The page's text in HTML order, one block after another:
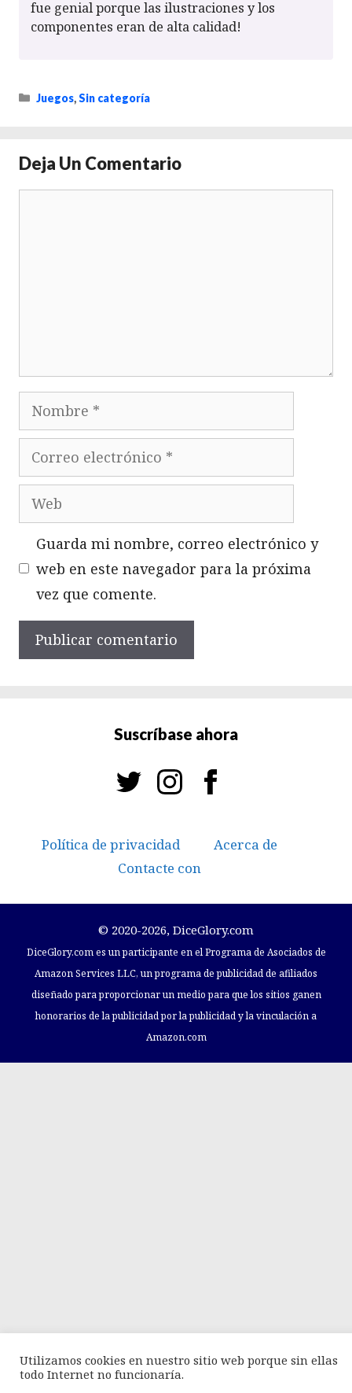
fue genial porque las ilustraciones y los
componentes eran de alta calidad!
Categorías
Juegos,Sin categoría
Deja Un Comentario
Nombre
Correo
electrónico
Web
Guarda mi nombre, correo electrónico y
web en este navegador para la próxima
vez que comente.
Suscríbase ahora
Política de privacidad
Acerca de
Contacte con
© 2020-2026, DiceGlory.com
DiceGlory.com es un participante en el Programa de Asociados de
Amazon Services LLC, un programa de publicidad de afiliados
diseñado para proporcionar un medio para que los sitios ganen
honorarios de la publicidad por la publicidad y la vinculación a
Amazon.com
Utilizamos cookies en nuestro sitio web porque sin ellas
todo Internet no funcionaría.